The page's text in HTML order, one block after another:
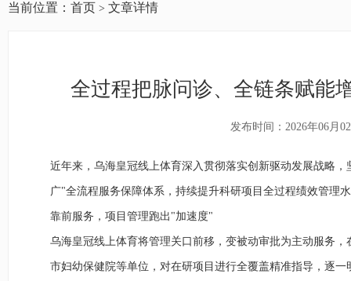
当前位置： 首页 > 文章详情
全过程把脉问诊、全链条赋
发布时间：2026年06月
近年来，乌海皇冠线上体育深入贯彻落实创新驱动发展战略
广"全流程服务保障体系，持续提升科研项目全过程绩效管理
靠前服务，项目管理跑出"加速度"
乌海皇冠线上体育将管理关口前移，变被动审批为主动服务
市妇幼保健院等单位，对在研项目进行全覆盖精准指导，逐